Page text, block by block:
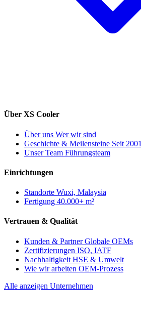
Über XS Cooler
Über uns Wer wir sind
Geschichte & Meilensteine Seit 2001
Unser Team Führungsteam
Einrichtungen
Standorte Wuxi, Malaysia
Fertigung 40.000+ m²
Vertrauen & Qualität
Kunden & PartnerGlobale OEMs
Zertifizierungen ISO, IATF
Nachhaltigkeit HSE & Umwelt
Wie wir arbeiten OEM-Prozess
Alle anzeigen Unternehmen